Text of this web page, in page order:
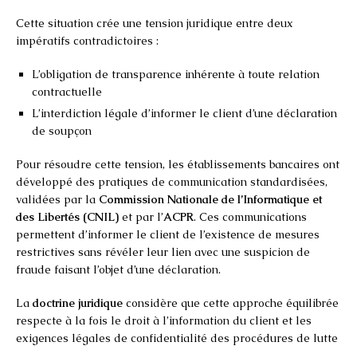
Cette situation crée une tension juridique entre deux
impératifs contradictoires :
L’obligation de transparence inhérente à toute relation
contractuelle
L’interdiction légale d’informer le client d’une déclaration
de soupçon
Pour résoudre cette tension, les établissements bancaires ont
développé des pratiques de communication standardisées,
validées par la Commission Nationale de l’Informatique et
des Libertés (CNIL) et par l’ACPR. Ces communications
permettent d’informer le client de l’existence de mesures
restrictives sans révéler leur lien avec une suspicion de
fraude faisant l’objet d’une déclaration.
La doctrine juridique considère que cette approche équilibrée
respecte à la fois le droit à l’information du client et les
exigences légales de confidentialité des procédures de lutte